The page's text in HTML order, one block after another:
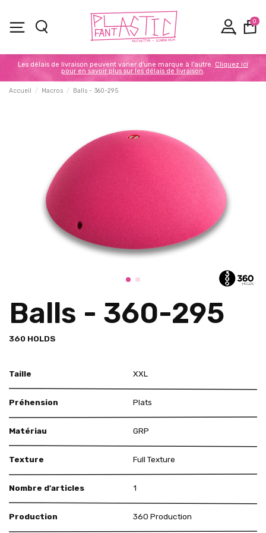
0
Les délais de livraison peuvent varier d'une marque à l'autre. Cliquez ici
pour en savoir plus sur les délais de livraison.
Accueil Macros Balls - 360-295
Balls - 360-295
360 HOLDS
Taille XXL
Préhension Plats
Matériau GRP
Texture Full Texture
Nombre d'articles 1
Production 360 Production